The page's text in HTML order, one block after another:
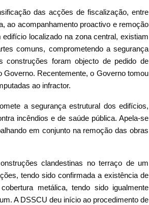
das acções de fiscalização, entre
ao acompanhamento proactivo e remoção
localizado na zona central, existiam
comuns, comprometendo a segurança
construções foram objecto de pedido de
Governo. Recentemente, o Governo tomou
ao infractor.
a segurança estrutural dos edifícios,
incêndios e de saúde pública. Apela-se
em conjunto na remoção das obras
clandestinas no terraço de um
tendo sido confirmada a existência de
metálica, tendo sido igualmente
A DSSCU deu início ao procedimento de